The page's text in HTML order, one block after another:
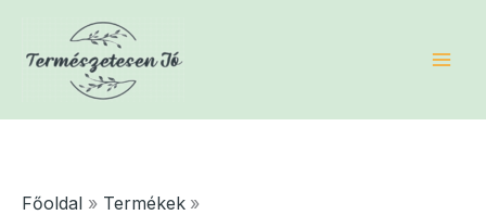
content
Főoldal
Termékek